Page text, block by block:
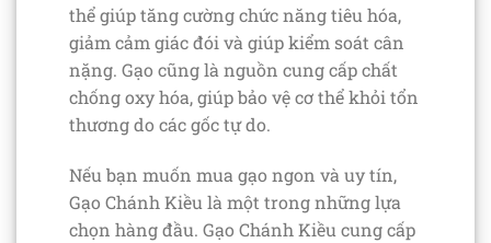
thể giúp tăng cường chức năng tiêu hóa,
giảm cảm giác đói và giúp kiểm soát cân
nặng. Gạo cũng là nguồn cung cấp chất
chống oxy hóa, giúp bảo vệ cơ thể khỏi tổn
thương do các gốc tự do.
Nếu bạn muốn mua gạo ngon và uy tín,
Gạo Chánh Kiều là một trong những lựa
chọn hàng đầu. Gạo Chánh Kiều cung cấp